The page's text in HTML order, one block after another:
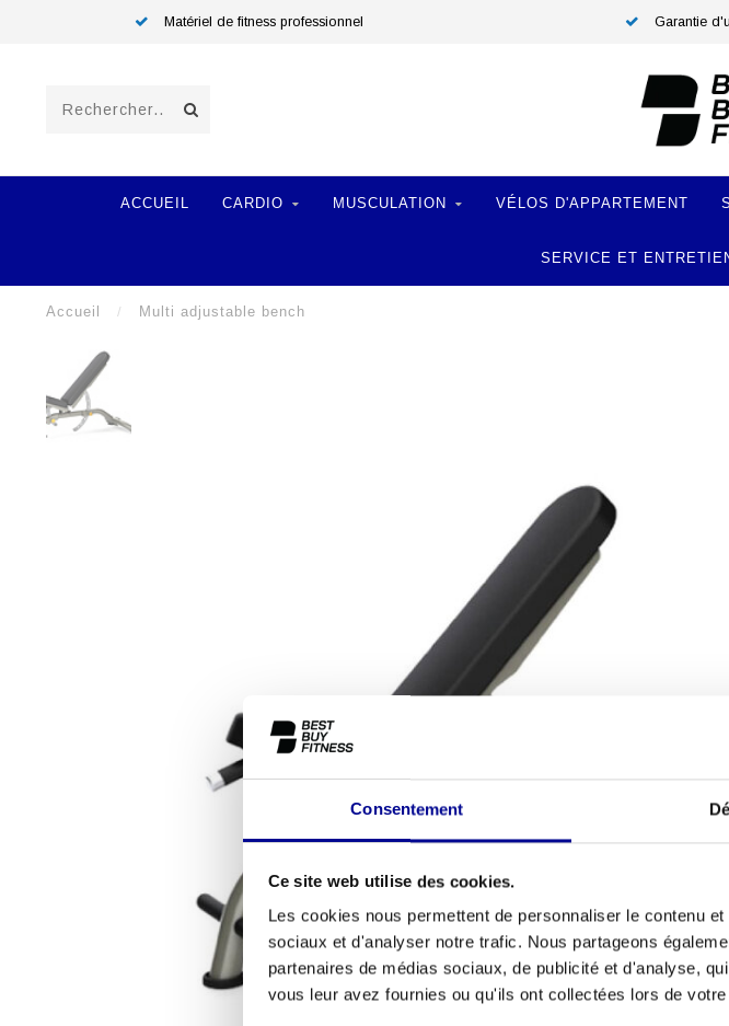
Consentement
Ce site web utilise des cookies.
Les cookies nous permettent de personnaliser le contenu
sociaux et d'analyser notre trafic. Nous partageons
partenaires de médias sociaux, de publicité et d'analyse,
vous leur avez fournies ou qu'ils ont collectées lors de
Matériel de fitness professionnel Garantie
ACCUEIL CARDIO MUSCULATION VÉLOS D'APPARTEMENT
SERVICE ET
Accueil / Multi adjustable bench